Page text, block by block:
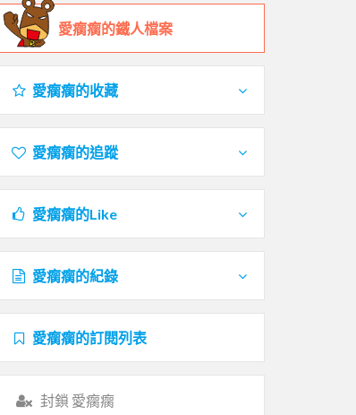
愛瘸瘸的鐵人檔案
愛瘸瘸的收藏
愛瘸瘸的追蹤
愛瘸瘸的Like
愛瘸瘸的紀錄
愛瘸瘸的訂閱列表
封鎖 愛瘸瘸